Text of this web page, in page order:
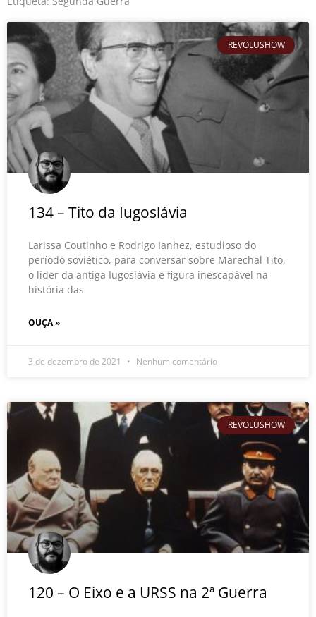
REVOLUSHOW
134 – Tito da Iugoslávia
Larissa Coutinho e Rodrigo Ianhez, estudioso do
período soviético, para conversar sobre Marechal Tito,
o líder da antiga Iugoslávia e figura inescapável na
história das
OUÇA »
3 de dezembro de 2021 Nenhum comentário
REVOLUSHOW
120 – O Eixo e a URSS na 2ª Guerra